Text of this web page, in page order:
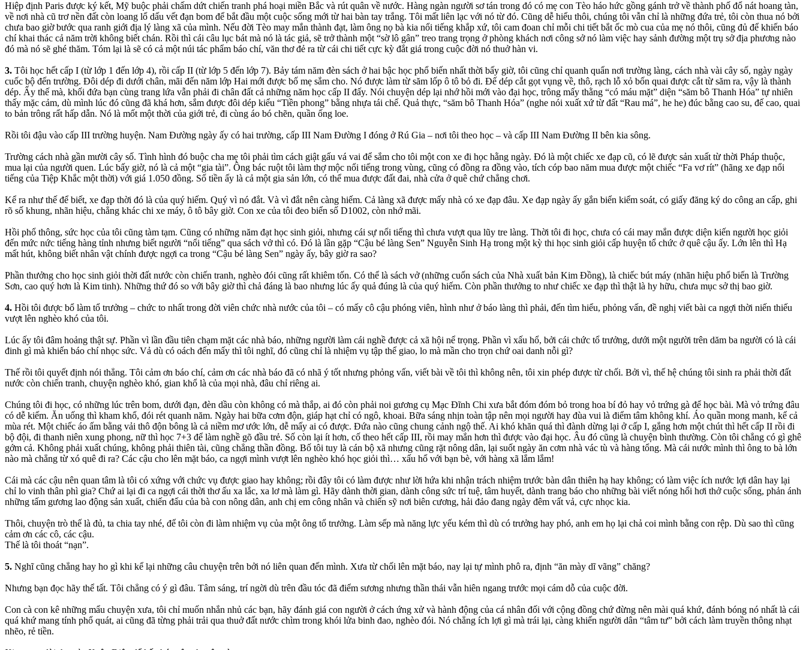
Hiệp định Paris được ký kết, Mỹ buộc phải chấm dứt chiến tranh phá hoại miền Bắc và rút quân về nước. Hàng ngàn người sơ tán trong đó có mẹ con Tèo háo hức gồng gánh trở về thành phố đổ nát hoang tàn,
về nơi nhà cũ trơ nền đất còn loang lổ dấu vết đạn bom để bắt đầu một cuộc sống mới từ hai bàn tay trắng. Tôi mất liên lạc với nó từ đó. Cũng dễ hiểu thôi, chúng tôi vẫn chỉ là những đứa trẻ, tôi còn thua nó bởi
chưa bao giờ bước qua ranh giới địa lý làng xã của mình. Nếu đời Tèo may mắn thành đạt, làm ông nọ bà kia nổi tiếng khắp xứ, tôi cam đoan chỉ mỗi chi tiết bắt ốc mò cua của mẹ nó thôi, cũng đủ để khiến báo
chí khai thác cả năm trời không biết chán. Rồi thì cái câu lục bát mà nó là tác giả, sẽ trở thành một “sờ lô gân” treo trang trọng ở phòng khách nơi công sở nó làm việc hay sảnh đường một trụ sở địa phương nào
đó mà nó sẽ ghé thăm. Tóm lại là sẽ có cả một núi tác phẩm báo chí, văn thơ đẻ ra từ cái chi tiết cực kỳ đắt giá trong cuộc đời nó thuở hàn vi.
3. Tôi học hết cấp I (từ lớp 1 đến lớp 4), rồi cấp II (từ lớp 5 đến lớp 7). Bảy tám năm đèn sách ở hai bậc học phổ biến nhất thời bấy giờ, tôi cũng chỉ quanh quẩn nơi trường làng, cách nhà vài cây số, ngày ngày
cuốc bộ đến trường. Đôi dép đi dưới chân, mãi đến năm lớp Hai mới được bố mẹ sắm cho. Nó được làm từ săm lốp ô tô bỏ đi. Đế dép cắt gọt vụng về, thô, rạch lỗ xỏ bốn quai được cắt từ săm ra, vậy là thành
dép. Ấy thế mà, khối đứa bạn cùng trang lứa vẫn phải đi chân đất cả những năm học cấp II đấy. Nói chuyện dép lại nhớ hồi mới vào đại học, trông mấy thằng “có máu mặt” diện “săm bô Thanh Hóa” tự nhiên
thấy mặc cảm, dù mình lúc đó cũng đã khá hơn, sắm được đôi dép kiểu “Tiền phong” bằng nhựa tái chế. Quả thực, “săm bô Thanh Hóa” (nghe nói xuất xứ từ đất “Rau má”, he he) đúc bằng cao su, đế cao, quai
to bản trông rất hấp dẫn. Nó là mốt một thời của giới trẻ, đi cùng áo bó chẽn, quần ống loe.
Rồi tôi đậu vào cấp III trường huyện. Nam Đường ngày ấy có hai trường, cấp III Nam Đường I đóng ở Rú Gia – nơi tôi theo học – và cấp III Nam Đường II bên kia sông.
Trường cách nhà gần mười cây số. Tình hình đó buộc cha mẹ tôi phải tìm cách giật gấu vá vai để sắm cho tôi một con xe đi học hằng ngày. Đó là một chiếc xe đạp cũ, có lẽ được sản xuất từ thời Pháp thuộc,
mua lại của người quen. Lúc bấy giờ, nó là cả một “gia tài”. Ông bác ruột tôi làm thợ mộc nổi tiếng trong vùng, cũng có đồng ra đồng vào, tích cóp bao năm mua được một chiếc “Fa vơ rít” (hãng xe đạp nổi
tiếng của Tiệp Khắc một thời) với giá 1.050 đồng. Số tiền ấy là cả một gia sản lớn, có thể mua được đất đai, nhà cửa ở quê chứ chẳng chơi.
Kể ra như thế để biết, xe đạp thời đó là của quý hiếm. Quý vì nó đắt. Và vì đắt nên càng hiếm. Cả làng xã được mấy nhà có xe đạp đâu. Xe đạp ngày ấy gắn biển kiểm soát, có giấy đăng ký do công an cấp, ghi
rõ số khung, nhãn hiệu, chẳng khác chi xe máy, ô tô bây giờ. Con xe của tôi đeo biển số D1002, còn nhớ mãi.
Hồi phổ thông, sức học của tôi cũng tàm tạm. Cũng có những năm đạt học sinh giỏi, nhưng cái sự nổi tiếng thì chưa vượt qua lũy tre làng. Thời tôi đi học, chưa có cái may mắn được diện kiến người học giỏi
đến mức nức tiếng hàng tỉnh nhưng biết người “nổi tiếng” qua sách vở thì có. Đó là lần gặp “Cậu bé làng Sen” Nguyễn Sinh Hạ trong một kỳ thi học sinh giỏi cấp huyện tổ chức ở quê cậu ấy. Lớn lên thì Hạ
mất hút, không biết nhân vật chính được ngợi ca trong “Cậu bé làng Sen” ngày ấy, bây giờ ra sao?
Phần thưởng cho học sinh giỏi thời đất nước còn chiến tranh, nghèo đói cũng rất khiêm tốn. Có thể là sách vở (những cuốn sách của Nhà xuất bản Kim Đồng), là chiếc bút máy (nhãn hiệu phổ biến là Trường
Sơn, cao quý hơn là Kim tinh). Những thứ đó so với bây giờ thì chả đáng là bao nhưng lúc ấy quả đúng là của quý hiếm. Còn phần thưởng to như chiếc xe đạp thì thật là hy hữu, chưa mục sở thị bao giờ.
4. Hồi tôi được bổ làm tổ trưởng – chức to nhất trong đời viên chức nhà nước của tôi – có mấy cô cậu phóng viên, hình như ở báo làng thì phải, đến tìm hiểu, phỏng vấn, đề nghị viết bài ca ngợi thời niến thiếu
vượt lên nghèo khó của tôi.
Lúc ấy tôi đâm hoảng thật sự. Phần vì lần đầu tiên chạm mặt các nhà báo, những người làm cái nghề được cả xã hội nể trọng. Phần vì xấu hổ, bởi cái chức tổ trưởng, dưới một người trên dăm ba người có là cái
đinh gì mà khiến báo chí nhọc sức. Vả dù có oách đến mấy thì tôi nghĩ, đó cũng chỉ là nhiệm vụ tập thể giao, lo mà mần cho trọn chứ oai danh nỗi gì?
Thế rồi tôi quyết định nói thẳng. Tôi cảm ơn báo chí, cảm ơn các nhà báo đã có nhã ý tốt nhưng phỏng vấn, viết bài về tôi thì không nên, tôi xin phép được từ chối. Bởi vì, thế hệ chúng tôi sinh ra phải thời đất
nước còn chiến tranh, chuyện nghèo khó, gian khổ là của mọi nhà, đâu chỉ riêng ai.
Chúng tôi đi học, có những lúc trên bom, dưới đạn, đèn dầu còn không có mà thắp, ai đó còn phải noi gương cụ Mạc Đĩnh Chi xưa bắt đóm đóm bỏ trong hoa bí đỏ hay vỏ trứng gà để học bài. Mà vỏ trứng đâu
có dễ kiếm. Ăn uống thì kham khổ, đói rét quanh năm. Ngày hai bữa cơm độn, giáp hạt chỉ có ngô, khoai. Bữa sáng nhịn toàn tập nên mọi người hay đùa vui là điểm tâm không khí. Áo quần mong manh, kể cả
mùa rét. Một chiếc áo ấm bằng vải thô độn bông là cả niềm mơ ước lớn, dễ mấy ai có được. Đứa nào cũng chung cảnh ngộ thế. Ai khó khăn quá thì đành dừng lại ở cấp I, gắng hơn một chút thì hết cấp II rồi đi
bộ đội, đi thanh niên xung phong, nữ thì học 7+3 để làm nghề gõ đầu trẻ. Số còn lại ít hơn, cố theo hết cấp III, rồi may mắn hơn thì được vào đại học. Âu đó cũng là chuyện bình thường. Còn tôi chẳng có gì ghê
gớm cả. Không phải xuất chúng, không phải thiên tài, cũng chẳng thần đồng. Bố tôi tuy là cán bộ xã nhưng cũng rặt nông dân, lại suốt ngày ăn cơm nhà vác tù và hàng tổng. Mà cái nước mình thì ông to bà lớn
nào mà chẳng từ xó quê đi ra? Các cậu cho lên mặt báo, ca ngợi mình vượt lên nghèo khó học giỏi thì… xấu hổ với bạn bè, với hàng xã lắm lắm!
Cái mà các cậu nên quan tâm là tôi có xứng với chức vụ được giao hay không; rồi đây tôi có làm được như lời hứa khi nhận trách nhiệm trước bàn dân thiên hạ hay không; có làm việc ích nước lợi dân hay lại
chỉ lo vinh thân phì gia? Chứ ai lại đi ca ngợi cái thời thơ ấu xa lắc, xa lơ mà làm gì. Hãy dành thời gian, dành công sức trí tuệ, tâm huyết, dành trang báo cho những bài viết nóng hổi hơi thở cuộc sống, phản ánh
những tấm gương lao động sản xuất, chiến đấu của bà con nông dân, anh chị em công nhân và chiến sỹ nơi biên cương, hải đảo đang ngày đêm vất vả, cực nhọc kia.
Thôi, chuyện trò thế là đủ, ta chia tay nhé, để tôi còn đi làm nhiệm vụ của một ông tổ trưởng. Làm sếp mà năng lực yếu kém thì dù có trưởng hay phó, anh em họ lại chả coi mình bằng con rệp. Dù sao thì cũng
cảm ơn các cô, các cậu.
Thế là tôi thoát “nạn”.
5. Nghĩ cũng chẳng hay ho gì khi kể lại những câu chuyện trên bởi nó liên quan đến mình. Xưa từ chối lên mặt báo, nay lại tự mình phô ra, định “ăn mày dĩ vãng” chăng?
Nhưng bạn đọc hãy thể tất. Tôi chẳng có ý gì đâu. Tâm sáng, trí ngời dù trên đầu tóc đã điểm sương nhưng thần thái vẫn hiên ngang trước mọi cám dỗ của cuộc đời.
Con cà con kê những mẩu chuyện xưa, tôi chỉ muốn nhắn nhủ các bạn, hãy đánh giá con người ở cách ứng xử và hành động của cá nhân đối với cộng đồng chứ đừng nên mài quá khứ, đánh bóng nó nhất là cái
quá khứ mang tính phổ quát, ai cũng đã từng phải trải qua thuở đất nước chìm trong khói lửa binh đao, nghèo đói. Nó chẳng ích lợi gì mà trái lại, càng khiến người dân “tâm tư” bởi cách làm truyền thông nhạt
nhẽo, rẻ tiền.